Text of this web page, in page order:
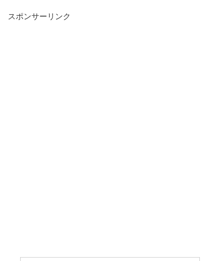
スポンサーリンク